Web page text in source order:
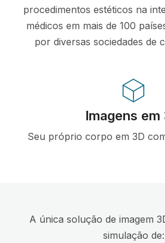
procedimentos estéticos na
médicos em mais de 100
por diversas sociedades de
Imagens em
Seu próprio corpo em 3D
A única solução de imagem
simulação de: